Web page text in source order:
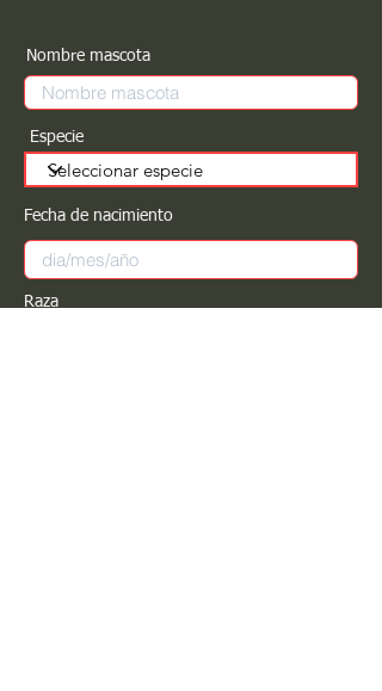
Nombre mascota
Especie
Fecha de nacimiento
Raza